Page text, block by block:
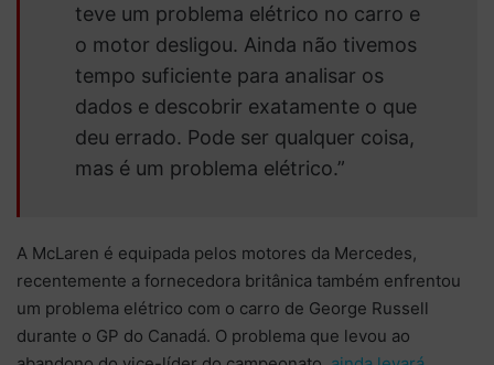
teve um problema elétrico no carro e
o motor desligou. Ainda não tivemos
tempo suficiente para analisar os
dados e descobrir exatamente o que
deu errado. Pode ser qualquer coisa,
mas é um problema elétrico.”
A McLaren é equipada pelos motores da Mercedes,
recentemente a fornecedora britânica também enfrentou
um problema elétrico com o carro de George Russell
durante o GP do Canadá. O problema que levou ao